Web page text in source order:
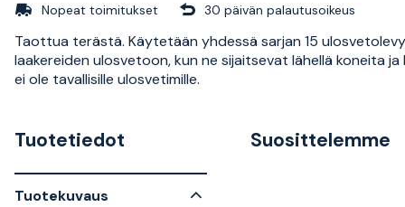
Nopeat toimitukset 30 päivän palautusoikeus
Taottua terästä. Käytetään yhdessä sarjan 15
laakereiden ulosvetoon, kun ne sijaitsevat lähellä koneita ja
ei ole tavallisille ulosvetimille.
Tuotetiedot
Tuotekuvaus
Suosittelemme